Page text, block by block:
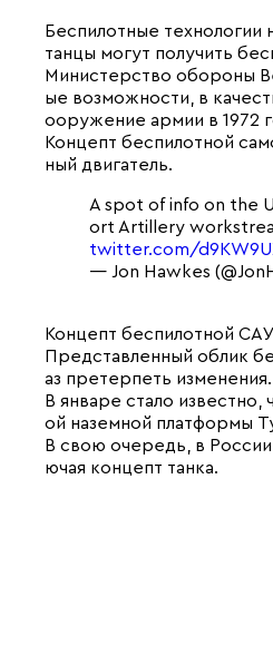
Беспилотные
танцы могут получить
Министерство обороны
ые возможности, в
ооружение армии в 1972
Концепт беспилотной
ный двигатель.
A spot of info on the
ort Artillery
twitter.com/
— Jon Hawkes
Концепт беспилотной
Представленный облик
аз претерпеть изменения.
В январе стало
ой наземной платформы
В свою очередь, в
ючая концепт танка.